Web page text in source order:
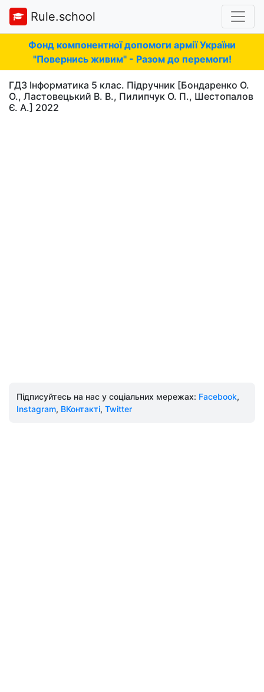
Rule.school
Фонд компонентної допомоги армії України
"Повернись живим" - Разом до перемоги!
ГДЗ Інформатика 5 клас. Підручник [Бондаренко О.
О., Ластовецький В. В., Пилипчук О. П., Шестопалов
Є. А.] 2022
Підписуйтесь на нас у соціальних мережах: Facebook,
Instagram, ВКонтакті, Twitter